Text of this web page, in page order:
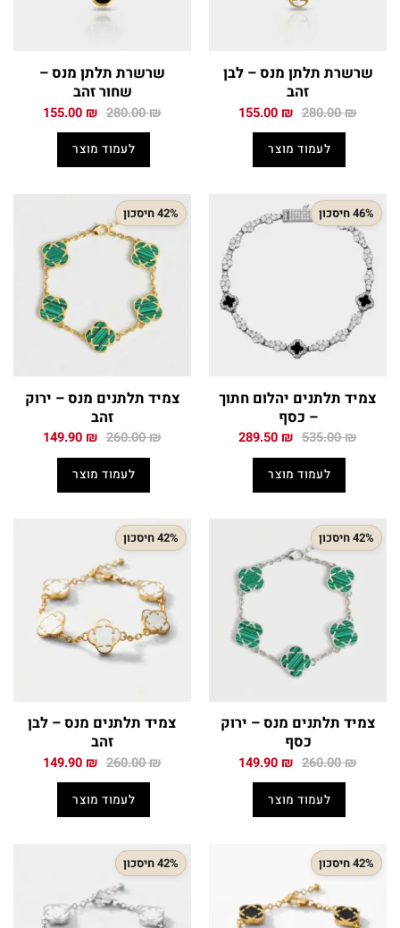
שרשרת תלתן מנס – לבן
זהב
280.00₪ המחיר
280.00 ₪.
155.00 ₪ המחיר
לעמוד מוצר
שרשרת תלתן מנס –
שחור זהב
280.00₪ המחיר
280.00 ₪.
155.00 ₪ המחיר
לעמוד מוצר
46% חיסכון
צמיד תלתנים יהלום חתוך
– כסף
535.00₪ המחיר
היה:
535.00 ₪.
289.50 ₪ המחיר
לעמוד מוצר
42% חיסכון
צמיד תלתנים מנס – ירוק
זהב
260.00₪ המחיר
היה:
260.00 ₪.
149.90 ₪ המחיר
לעמוד מוצר
42% חיסכון
צמיד תלתנים מנס – ירוק
כסף
260.00₪ המחיר
260.00 ₪.
149.90 ₪ המחיר
לעמוד מוצר
42% חיסכון
צמיד תלתנים מנס – לבן
זהב
260.00₪ המחיר
260.00 ₪.
149.90 ₪ המחיר
לעמוד מוצר
42% חיסכון 42% חיסכון